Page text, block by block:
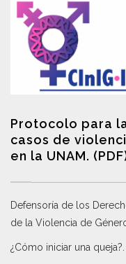
Protocolo para
casos de
en la UNAM.
Defensoría de los
de la Violencia de
¿Cómo iniciar una queja?